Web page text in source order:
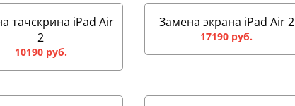
тачскрина iPad Air
2
10190 руб.
Замена экрана iPad Air 2
17190 руб.